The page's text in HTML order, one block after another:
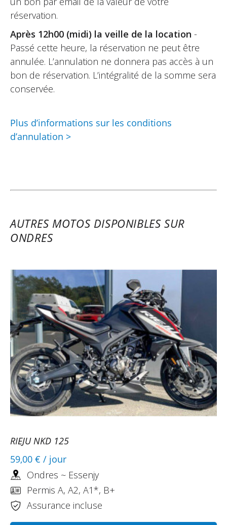
Pneu arrière : 180/55 - ZR 17 M/C
réservation.
Après 12h00 (midi) la veille de la location -
Passé cette heure, la réservation ne peut être
annulée. L’annulation ne donnera pas accès à un
bon de réservation. L’intégralité de la somme sera
conservée.
Plus d’informations sur les conditions
d’annulation >
AUTRES MOTOS DISPONIBLES SUR
ONDRES
RIEJU NKD 125
59,00 € / jour
Ondres ~ Essenjy
Permis A, A2, A1*, B+
Assurance incluse